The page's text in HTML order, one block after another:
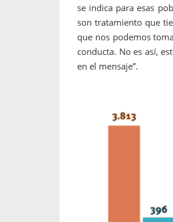
se indica para esas
son tratamiento que
que nos podemos
conducta. No es así,
en el mensaje”.